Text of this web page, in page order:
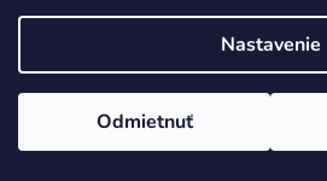
Nastavenie
Odmietnuť